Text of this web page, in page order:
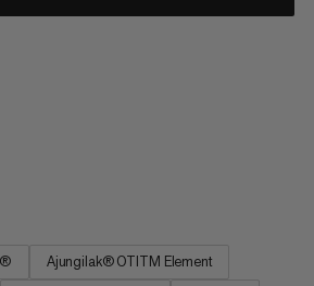
Ajungilak® OTITM Element